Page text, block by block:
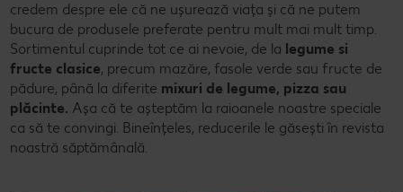
credem despre ele că ne ușurează viața și că ne putem
bucura de produsele preferate pentru mult mai mult timp.
Sortimentul cuprinde tot ce ai nevoie, de la legume si
fructe clasice, precum mazăre, fasole verde sau fructe de
pădure, până la diferite mixuri de legume, pizza sau
plăcinte. Așa că te așteptăm la raioanele noastre speciale
ca să te convingi. Bineînțeles, reducerile le găsești în revista
noastră săptămânală.